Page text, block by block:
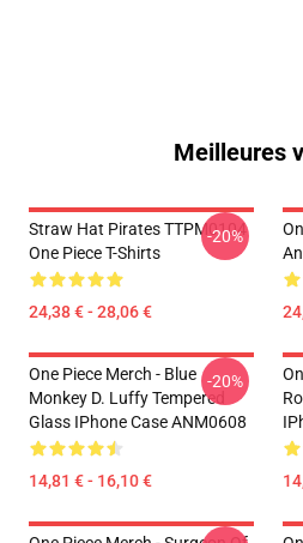
Meilleures
Straw Hat Pirates TTPM0104
One Piece T-Shirts
24,38 € - 28,06 €
-20%
One Piece Merch - Blue
Monkey D. Luffy Tempered
Glass IPhone Case ANM0608
14,81 € - 16,10 €
-20%